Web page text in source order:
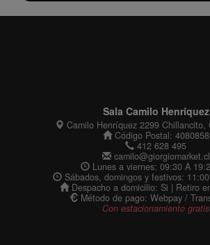
Sala Camilo Henríquez
Camilo Henríquez 2299 Chillancito,
Código Postal: 4080858
412 628 495
camilo@giorgiomarket.cl
Lunes a viernes: 09:30 A
Sábados, domingos y festivos:
Despacho a domicilio: Si | Retiro
Método de pago: Webpay /
Con estacionamiento gratis